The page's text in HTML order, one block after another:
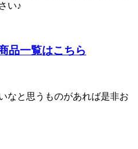
い♪
品一覧はこちら
なと思うものがあれば是非お